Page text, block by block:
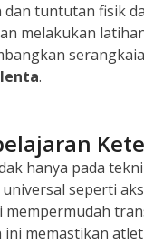
dan tuntutan fisik
melakukan
.
hanya pada
seperti
mempermudah
ini memastikan